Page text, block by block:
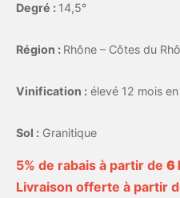
Degré : 14,5°
Région : Rhône – Côtes du
Vinification : élevé 12 mois
Sol : Granitique
5% de rabais à partir de 6
Livraison offerte à partir